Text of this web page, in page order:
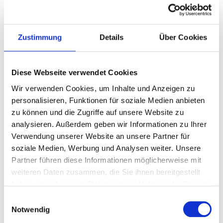
Zustimmung Details Über Cookies
Diese Webseite verwendet Cookies
Wir verwenden Cookies, um Inhalte und Anzeigen zu
personalisieren, Funktionen für soziale Medien anbieten
zu können und die Zugriffe auf unsere Website zu
analysieren. Außerdem geben wir Informationen zu Ihrer
Verwendung unserer Website an unsere Partner für
soziale Medien, Werbung und Analysen weiter. Unsere
Partner führen diese Informationen möglicherweise mit
weiteren Daten zusammen, die Sie ihnen bereitgestellt
Notwendig
Sewage sludge drying in the city
of Monheim
In Betrieb seit 2019 auf der Membrankläranlage
Monheim.
STR4 Trockner + ZRP250 Pelletierung im Einsatz.
Jahreskapazität: ca. 1.500 t entwässerter Klärschlamm.